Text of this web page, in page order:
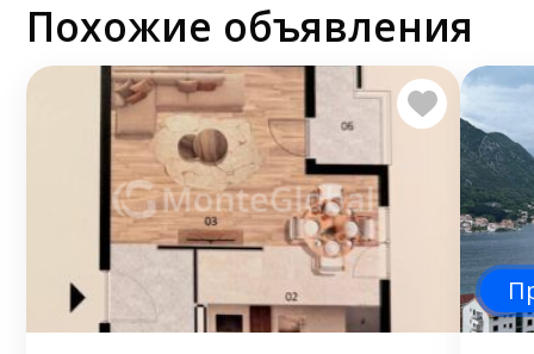
Похожие объявления